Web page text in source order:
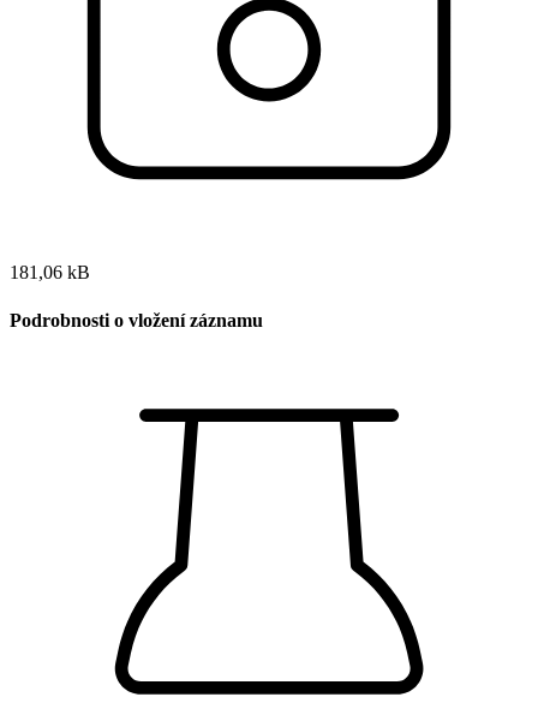
181,06 kB
Podrobnosti o vložení záznamu